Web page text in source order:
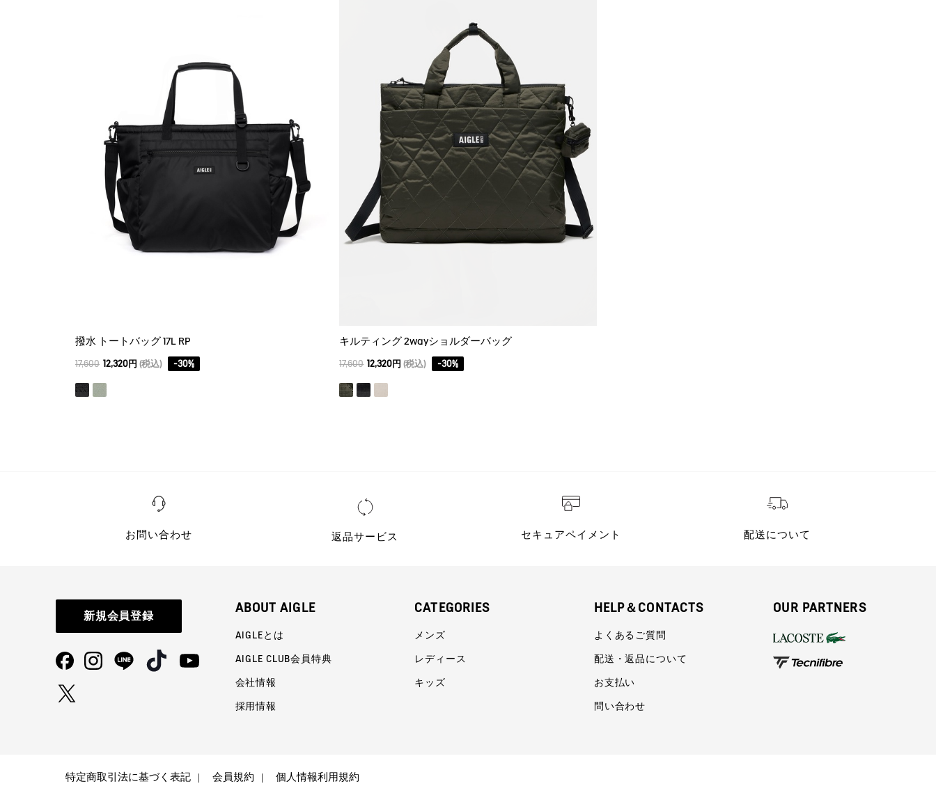
撥水 トートバッグ 17L RP
17,600 12,320円 (税込) -30%
キルティング 2wayショルダーバッグ
17,600 12,320円 (税込) -30%
お問い合わせ 返品サービス セキュアペイメント 配送について
新規会員登録
ABOUT AIGLE
AIGLEとは
AIGLE CLUB会員特典
会社情報
採用情報
CATEGORIES
メンズ
レディース
キッズ
HELP＆CONTACTS
よくあるご質問
配送・返品について
お支払い
問い合わせ
OUR PARTNERS
特定商取引法に基づく表記 会員規約 個人情報利用規約